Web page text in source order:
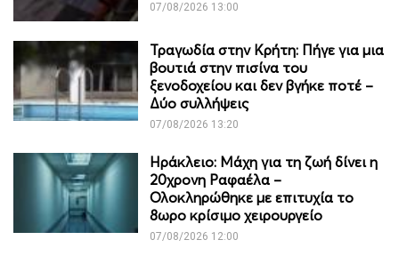
07/08/2026 13:00
Τραγωδία στην Κρήτη: Πήγε για μια
βουτιά στην πισίνα του
ξενοδοχείου και δεν βγήκε ποτέ –
Δύο συλλήψεις
07/08/2026 13:20
Ηράκλειο: Μάχη για τη ζωή δίνει η
20χρονη Ραφαέλα –
Ολοκληρώθηκε με επιτυχία το
8ωρο κρίσιμο χειρουργείο
07/08/2026 12:00